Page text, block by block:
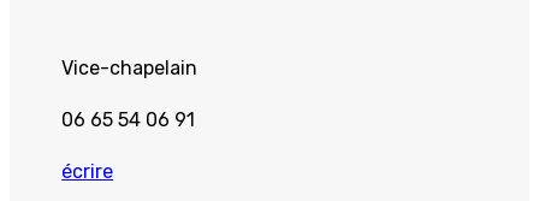
Vice-chapelain
06 65 54 06 91
écrire